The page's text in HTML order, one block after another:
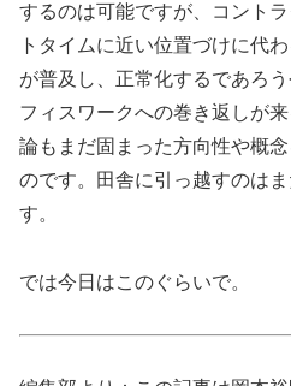
するのは可能ですが、コント
トタイムに近い位置づけに代
が普及し、正常化するであろ
フィスワークへの巻き返しが
論もまだ固まった方向性や概
のです。田舎に引っ越すのは
す。
では今日はこのぐらいで。